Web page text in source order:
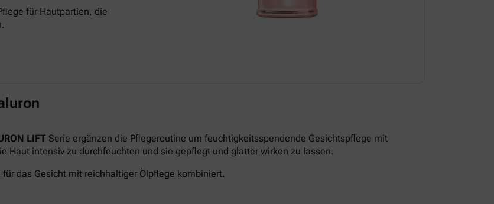
für Hautpartien, die
LIFT Serie ergänzen die Pflegeroutine um feuchtigkeitsspendende Gesichtspflege mit
Haut intensiv zu durchfeuchten und sie gepflegt und glatter wirken zu lassen.
das Gesicht mit reichhaltiger Ölpflege kombiniert.